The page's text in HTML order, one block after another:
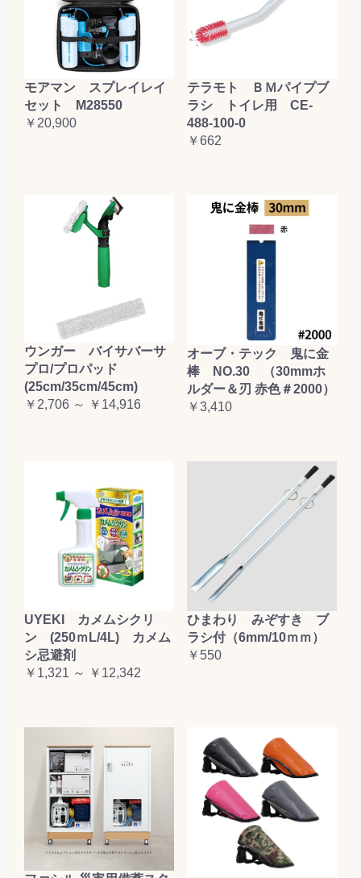
お買い物を続ける カートへ進む
モアマン スプレイレイ
セット M28550
￥20,900
テラモト ＢＭパイプブ
ラシ トイレ用 CE-
488-100-0
￥662
ウンガー バイサバーサ
プロ/プロパッド
(25cm/35cm/45cm)
￥2,706 ～ ￥14,916
オーブ・テック 鬼に金
棒 NO.30 （30mmホ
ルダー＆刃 赤色＃2000）
￥3,410
UYEKI カメムシクリ
ン (250ｍL/4L) カメム
シ忌避剤
￥1,321 ～ ￥12,342
ひまわり みぞすき ブ
ラシ付（6mm/10ｍｍ）
￥550